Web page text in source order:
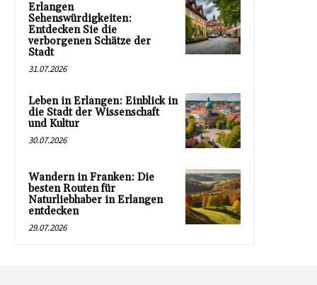
Erlangen
Sehenswürdigkeiten:
Entdecken Sie die
verborgenen Schätze der
Stadt
31.07.2026
Leben in Erlangen: Einblick in
die Stadt der Wissenschaft
und Kultur
30.07.2026
Wandern in Franken: Die
besten Routen für
Naturliebhaber in Erlangen
entdecken
29.07.2026